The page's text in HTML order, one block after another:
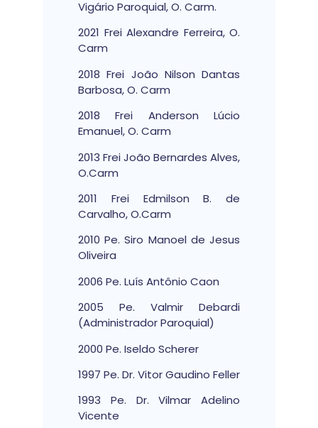
Vigário Paroquial, O. Carm.
2021 Frei Alexandre Ferreira, O.
Carm
2018 Frei João Nilson Dantas
Barbosa, O. Carm
2018 Frei Anderson Lúcio
Emanuel, O. Carm
2013 Frei João Bernardes Alves,
O.Carm
2011 Frei Edmilson B. de
Carvalho, O.Carm
2010 Pe. Siro Manoel de Jesus
Oliveira
2006 Pe. Luís Antônio Caon
2005 Pe. Valmir Debardi
(Administrador Paroquial)
2000 Pe. Iseldo Scherer
1997 Pe. Dr. Vitor Gaudino Feller
1993 Pe. Dr. Vilmar Adelino
Vicente